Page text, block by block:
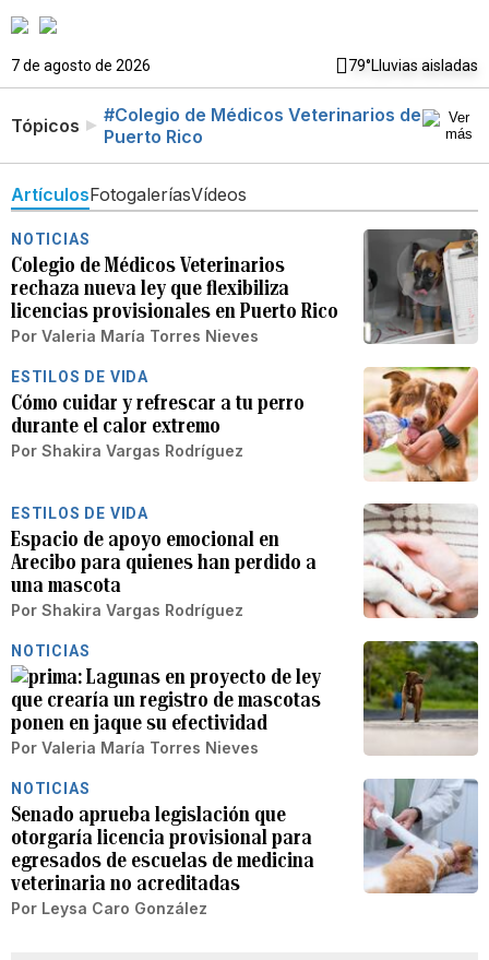
7 de agosto de 2026 79°Lluvias aisladas
Tópicos
#Colegio de Médicos Veterinarios de
Puerto Rico
ArtículosFotogaleríasVídeos
NOTICIAS
Colegio de Médicos Veterinarios
rechaza nueva ley que flexibiliza
licencias provisionales en Puerto Rico
Por Valeria María Torres Nieves
ESTILOS DE VIDA
Cómo cuidar y refrescar a tu perro
durante el calor extremo
Por Shakira Vargas Rodríguez
ESTILOS DE VIDA
Espacio de apoyo emocional en
Arecibo para quienes han perdido a
una mascota
Por Shakira Vargas Rodríguez
NOTICIAS
Lagunas en proyecto de ley
que crearía un registro de mascotas
ponen en jaque su efectividad
Por Valeria María Torres Nieves
NOTICIAS
Senado aprueba legislación que
otorgaría licencia provisional para
egresados de escuelas de medicina
veterinaria no acreditadas
Por Leysa Caro González